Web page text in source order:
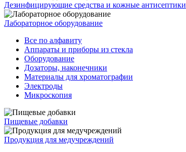
Дезинфицирующие средства и кожные антисептики
Лабораторное оборудование
Все по алфавиту
Аппараты и приборы из стекла
Оборудование
Дозаторы, наконечники
Материалы для хроматографии
Электроды
Микроскопия
Пищевые добавки
Продукция для медучреждений